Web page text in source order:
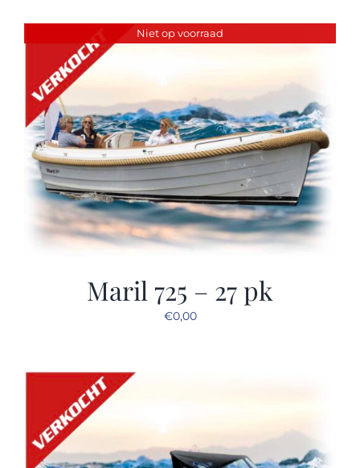
Niet op voorraad
Maril 725 – 27 pk
€0,00